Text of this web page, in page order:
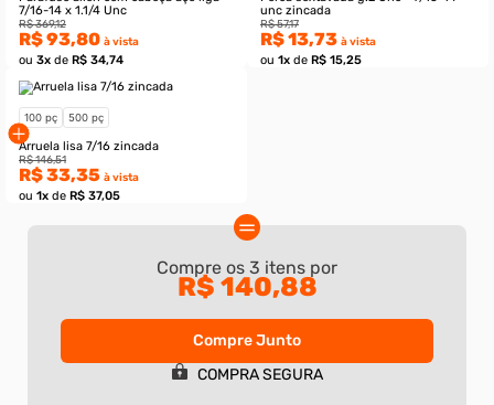
Compre os 3 itens por
R$ 140,88
Compre Junto
COMPRA SEGURA